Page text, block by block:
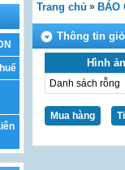
Trang chủ » BÁO
Thông tin
Hình
Danh sách rỗng